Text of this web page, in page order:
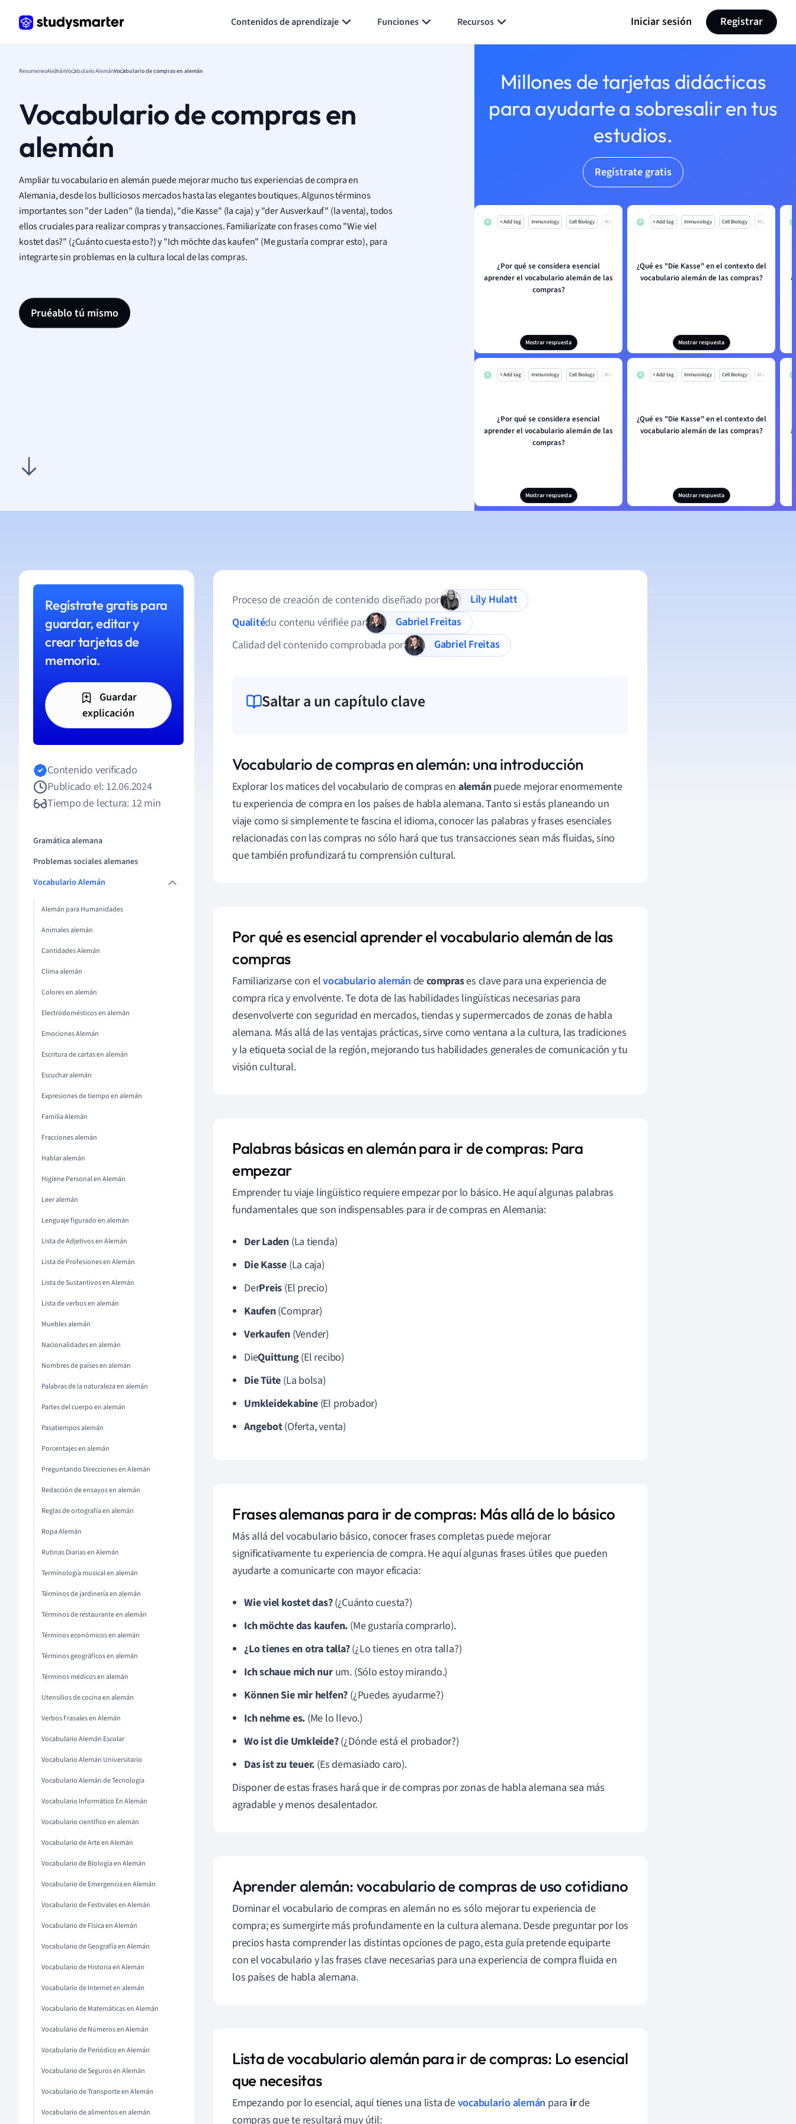
Contenidos de aprendizaje Funciones Recursos Iniciar sesión Registrar
ResumenesAlemánVocabulario AlemánVocabulario de compras en alemán
Vocabulario de compras en
alemán
Ampliar tu vocabulario en alemán puede mejorar mucho tus experiencias de compra en
Alemania, desde los bulliciosos mercados hasta las elegantes boutiques. Algunos términos
importantes son "der Laden" (la tienda), "die Kasse" (la caja) y "der Ausverkauf" (la venta), todos
ellos cruciales para realizar compras y transacciones. Familiarízate con frases como "Wie viel
kostet das?" (¿Cuánto cuesta esto?) y "Ich möchte das kaufen" (Me gustaría comprar esto), para
integrarte sin problemas en la cultura local de las compras.
Pruéablo tú mismo
Millones de tarjetas didácticas
para ayudarte a sobresalir en tus
estudios.
Regístrate gratis
+ Add tag Immunology Cell Biology Mo
¿Por qué se considera esencial
aprender el vocabulario alemán de las
compras?
Mostrar respuesta
+ Add tag Immunology Cell Biology Mo
¿Qué es "Die Kasse" en el contexto del
vocabulario alemán de las compras?
Mostrar respuesta
+ Add tag Immunology Cell Biology Mo
¿Por qué se considera esencial
aprender el vocabulario alemán de las
compras?
Mostrar respuesta
+ Add tag Immunology Cell Biology Mo
¿Qué es "Die Kasse" en el contexto del
vocabulario alemán de las compras?
Mostrar respuesta
Regístrate gratis para
guardar, editar y
crear tarjetas de
memoria.
Guardar
explicación
Contenido verificado
Publicado el: 12.06.2024
Tiempo de lectura: 12 min
Gramática alemana
Problemas sociales alemanes
Vocabulario Alemán
Alemán para Humanidades
Animales alemán
Cantidades Alemán
Clima alemán
Colores en alemán
Electrodomésticos en alemán
Emociones Alemán
Escritura de cartas en alemán
Escuchar alemán
Expresiones de tiempo en alemán
Familia Alemán
Fracciones alemán
Hablar alemán
Higiene Personal en Alemán
Leer alemán
Lenguaje figurado en alemán
Lista de Adjetivos en Alemán
Lista de Profesiones en Alemán
Lista de Sustantivos en Alemán
Lista de verbos en alemán
Muebles alemán
Nacionalidades en alemán
Nombres de países en alemán
Palabras de la naturaleza en alemán
Partes del cuerpo en alemán
Pasatiempos alemán
Porcentajes en alemán
Preguntando Direcciones en Alemán
Redacción de ensayos en alemán
Reglas de ortografía en alemán
Ropa Alemán
Rutinas Diarias en Alemán
Terminología musical en alemán
Términos de jardinería en alemán
Términos de restaurante en alemán
Términos económicos en alemán
Términos geográficos en alemán
Términos médicos en alemán
Utensilios de cocina en alemán
Verbos Frasales en Alemán
Vocabulario Alemán Escolar
Vocabulario Alemán Universitario
Vocabulario Alemán de Tecnología
Vocabulario Informático En Alemán
Vocabulario científico en alemán
Vocabulario de Arte en Alemán
Vocabulario de Biología en Alemán
Vocabulario de Emergencia en Alemán
Vocabulario de Festivales en Alemán
Vocabulario de Física en Alemán
Vocabulario de Geografía en Alemán
Vocabulario de Historia en Alemán
Vocabulario de Internet en alemán
Vocabulario de Matemáticas en Alemán
Vocabulario de Números en Alemán
Vocabulario de Periódico en Alemán
Vocabulario de Seguros en Alemán
Vocabulario de Transporte en Alemán
Vocabulario de alimentos en alemán
Proceso de creación de contenido diseñado por
Lily Hulatt
Qualitédu contenu vérifiée par
Gabriel Freitas
Calidad del contenido comprobada por
Gabriel Freitas
Saltar a un capítulo clave
Vocabulario de compras en alemán: una introducción
Explorar los matices del vocabulario de compras en alemánpuede mejorar enormemente
tu experiencia de compra en los países de habla alemana. Tanto si estás planeando un
viaje como si simplemente te fascina el idioma, conocer las palabras y frases esenciales
relacionadas con las compras no sólo hará que tus transacciones sean más fluidas, sino
que también profundizará tu comprensión cultural.
Por qué es esencial aprender el vocabulario alemán de las
compras
Familiarizarse con elvocabulario alemán decomprases clave para una experiencia de
compra rica y envolvente. Te dota de las habilidades lingüísticas necesarias para
desenvolverte con seguridad en mercados, tiendas y supermercados de zonas de habla
alemana. Más allá de las ventajas prácticas, sirve como ventana a la cultura, las tradiciones
y la etiqueta social de la región, mejorando tus habilidades generales de comunicación y tu
visión cultural.
Palabras básicas en alemán para ir de compras: Para
empezar
Emprender tu viaje lingüístico requiere empezar por lo básico. He aquí algunas palabras
fundamentales que son indispensables para ir de compras en Alemania:
Der Laden (La tienda)
Die Kasse (La caja)
DerPreis (El precio)
Kaufen(Comprar)
Verkaufen (Vender)
DieQuittung(El recibo)
Die Tüte (La bolsa)
Umkleidekabine(El probador)
Angebot(Oferta, venta)
Frases alemanas para ir de compras: Más allá de lo básico
Más allá del vocabulario básico, conocer frases completas puede mejorar
significativamente tu experiencia de compra. He aquí algunas frases útiles que pueden
ayudarte a comunicarte con mayor eficacia:
Wie viel kostet das?(¿Cuánto cuesta?)
Ich möchte das kaufen. (Me gustaría comprarlo).
¿Lo tienes en otra talla?(¿Lo tienes en otra talla?)
Ich schaue mich nurum. (Sólo estoy mirando.)
Können Sie mir helfen? (¿Puedes ayudarme?)
Ich nehme es. (Me lo llevo.)
Wo ist die Umkleide?(¿Dónde está el probador?)
Das ist zu teuer. (Es demasiado caro).
Disponer de estas frases hará que ir de compras por zonas de habla alemana sea más
agradable y menos desalentador.
Aprender alemán: vocabulario de compras de uso cotidiano
Dominar el vocabulario de compras en alemán no es sólo mejorar tu experiencia de
compra; es sumergirte más profundamente en la cultura alemana. Desde preguntar por los
precios hasta comprender las distintas opciones de pago, esta guía pretende equiparte
con el vocabulario y las frases clave necesarias para una experiencia de compra fluida en
los países de habla alemana.
Lista de vocabulario alemán para ir de compras: Lo esencial
que necesitas
Empezando por lo esencial, aquí tienes una lista devocabulario alemán para irde
compras que te resultará muy útil: